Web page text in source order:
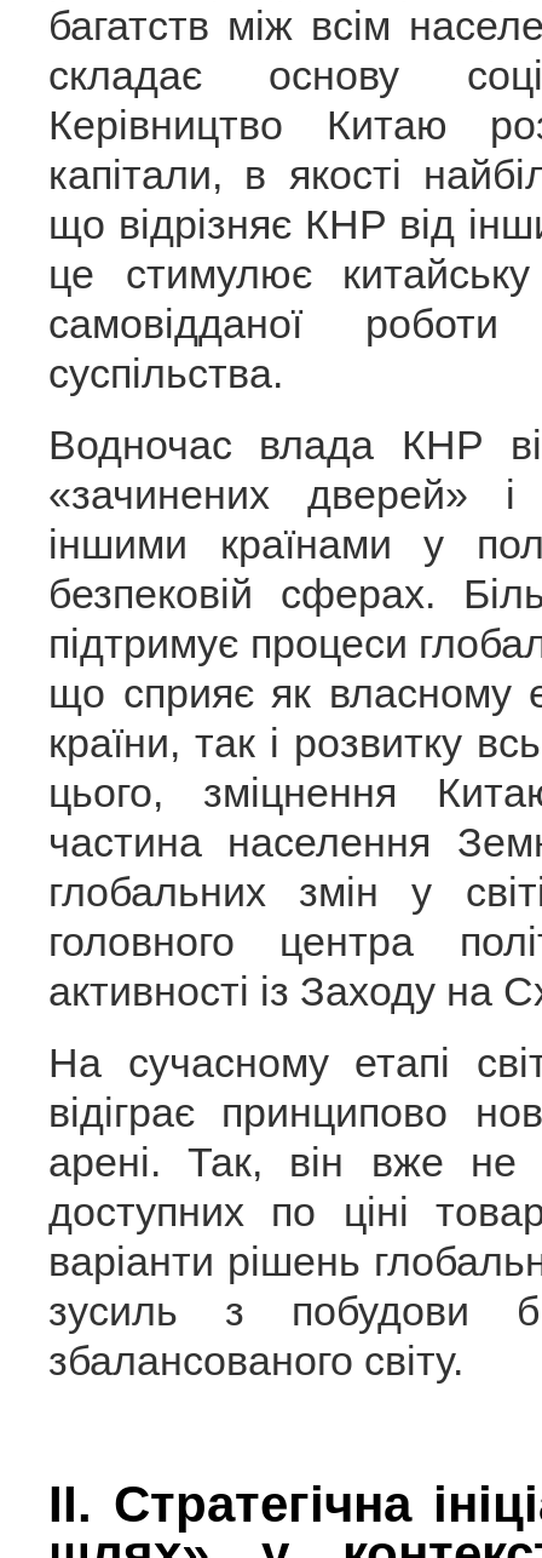
багатств між всім
складає основу
Керівництво Китаю
капітали, в якості
що відрізняє КНР від
це стимулює
самовідданої
суспільства.
Водночас влада КНР
«зачинених дверей»
іншими країнами у
безпековій сферах.
підтримує процеси
що сприяє як власному
країни, так і розвитку
цього, зміцнення
частина населення
глобальних змін у
головного центра
активності із Заходу на
На сучасному етапі
відіграє принципово
арені. Так, він вже не
доступних по ціні
варіанти рішень
зусиль з побудови
збалансованого світу.
ІІ. Стратегічна